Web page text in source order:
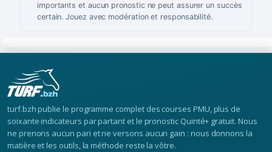
importants et aucun pronostic ne peut assurer un succès
certain. Jouez avec modération et responsabilité.
turf.bzh publie le programme complet des courses PMU, plus de
soixante indicateurs par partant et le pronostic Quinté+ gratuit. Nous
ne prenons aucun pari et ne versons aucun gain : nous donnons la
matière et les outils, la méthode reste la vôtre.